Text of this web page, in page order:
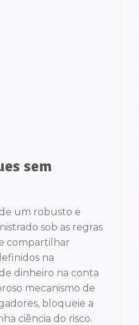
sem
um robusto e
sob as regras
compartilhar
na
dinheiro na conta
mecanismo de
bloqueie a
ciência do risco.